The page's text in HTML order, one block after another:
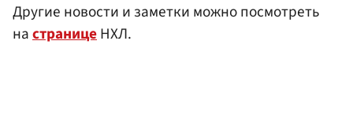
Другие новости и заметки можно посмотреть
настраницеНХЛ.